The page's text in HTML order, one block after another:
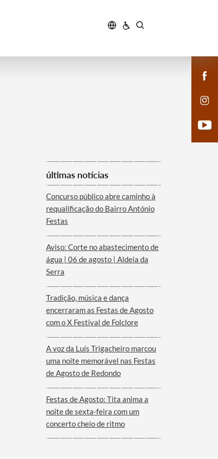
últimas notícias
Concurso público abre caminho à
requalificação do Bairro António
Festas
Aviso: Corte no abastecimento de
água | 06 de agosto | Aldeia da
Serra
Tradição, música e dança
encerraram as Festas de Agosto
com o X Festival de Folclore
A voz da Luís Trigacheiro marcou
uma noite memorável nas Festas
de Agosto de Redondo
Festas de Agosto: Tita anima a
noite de sexta-feira com um
concerto cheio de ritmo